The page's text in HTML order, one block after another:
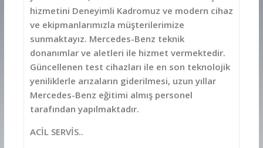
hizmetini Deneyimli Kadromuz ve modern cihaz
ve ekipmanlarımızla müşterilerimize
sunmaktayız. Mercedes-Benz teknik
donanımlar ve aletleri ile hizmet vermektedir.
Güncellenen test cihazları ile en son teknolojik
yeniliklerle arızaların giderilmesi, uzun yıllar
Mercedes-Benz eğitimi almış personel
tarafından yapılmaktadır.
ACİL SERVİS..